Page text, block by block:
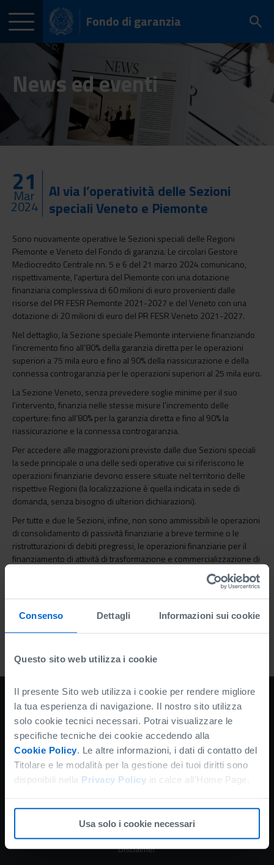
Consenso Dettagli Informazioni sui cookie
Questo sito web utilizza i cookie
Il presente Sito web utilizza i cookie per rendere migliore
la tua esperienza di navigazione. Il nostro sito utilizza
solo cookie tecnici necessari. Potrai visualizzare le
specifiche tecniche dei cookie accedendo alla
Cookie Policy. Le altre informazioni, i dati di contatto del
Titolare e le modalità per la gestione dei tuoi diritti sono
disponibili nella Privacy Policy in calce all’Home Page.
Usa solo i cookie necessari
Fondo di garanzia
News ed eventi
21
Mar
2024
Al via l’operatività delle Sezioni
speciali Veneto e Piemonte
Sono nuovamente operative le Sezioni speciali delle Regioni
Piemonte e Veneto del Fondo di garanzia. Le circolari Gestore
Mediocredito Centrale nn. 5 e 6 del 21 marzo 2024 comunicano,
rispettivamente, l’apertura del Piemonte con una dotazione
finanziaria complessiva di 60 milioni di euro provenienti dalle
risorse del PR FESR Piemonte 2021-2027 e del Veneto con una
dotazione di 20 milioni di euro del PR FESR Veneto 2021-2027.
Nel dettaglio, la Sezione speciale Piemonte interviene finanziando
l’incremento fino all’80% della garanzia diretta per le operazioni
superiori a 75 mila euro e fino al 90% della riassicurazione e della
connessa controgaranzia per le operazioni superiori al 25 mila euro.
La Sezione Veneto, senza prevedere soglie minime per il suo
l’intervento, finanzia nelle stesse misure l’incremento delle
coperture: fino all’80% per la garanzia diretta e fino al 90% la
riassicurazione e la connessa controgaranzia.
Per accedere alle maggiorazioni previste dalle due Sezioni speciali
la sede principale o una delle sedi operative cui si riferiscono le
operazioni finanziarie devono essere situate nel territorio delle
rispettive Regioni (la localizzazione è quella indicata in sede di
domanda, senza bisogno di ulteriori dichiarazioni).
Per tutte e due le Sezioni, infine, non sono ammissibili le operazioni
di consolidamento di passività finanziarie a breve termine o le
ristrutturazioni di debiti pregressi, le operazioni finanziarie per il
finanziamento di attività di trasformazione e commercializzazione di
Circolare Mediocredito centrale n. 5/2024
VAI ALL'ELENCO NEWS
FONDO DI GARANZIA
Conosci il fondo
Richiedi informazioni
Normativa e modulistica
Amministrazione trasparente
Disclaimer